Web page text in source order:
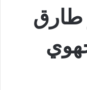
طارق